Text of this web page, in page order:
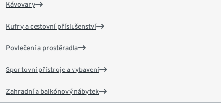
Kávovary
Kufry a cestovní příslušenství
Povlečení a prostěradla
Sportovní přístroje a vybavení
Zahradní a balkónový nábytek